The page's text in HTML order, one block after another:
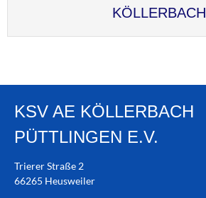
KÖLLERBACH
KSV AE KÖLLERBACH
PÜTTLINGEN E.V.
Trierer Straße 2
66265 Heusweiler